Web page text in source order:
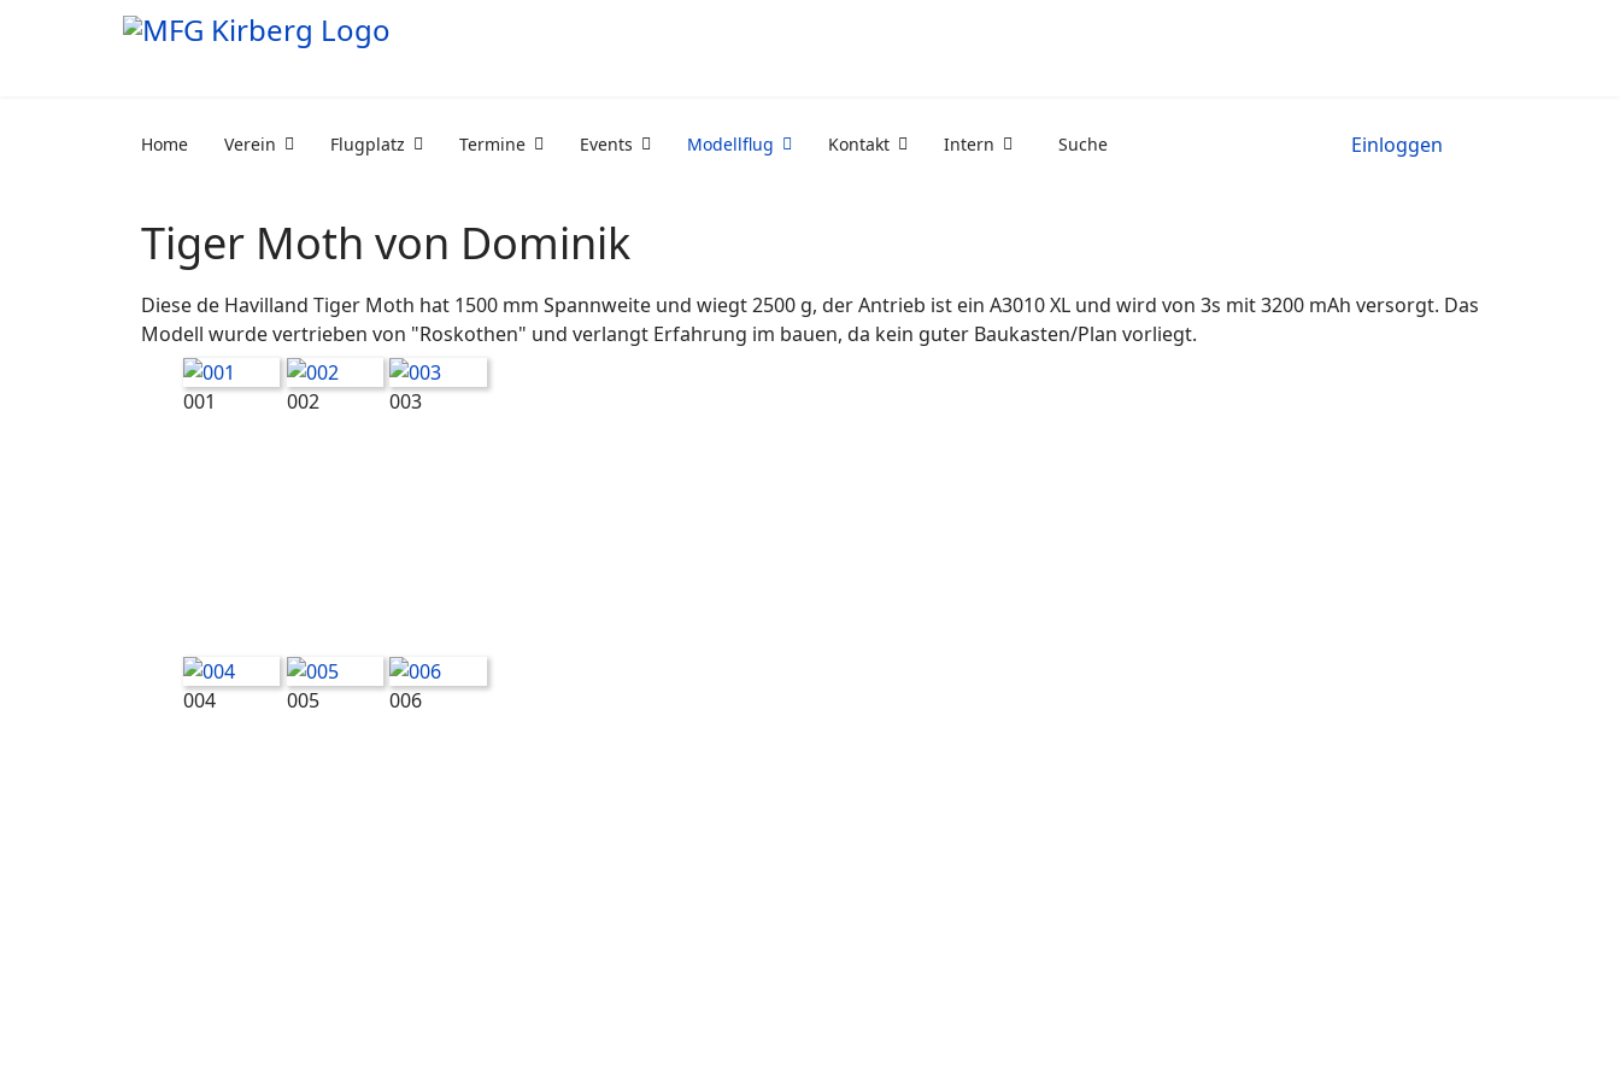
Home Verein Flugplatz Termine Events Modellflug Kontakt Intern Suche Einloggen
Tiger Moth von Dominik
Diese de Havilland Tiger Moth hat 1500 mm Spannweite und wiegt 2500 g, der Antrieb ist ein A3010 XL und wird von 3s mit 3200 mAh versorgt. Das
Modell wurde vertrieben von "Roskothen" und verlangt Erfahrung im bauen, da kein guter Baukasten/Plan vorliegt.
001 002 003
004 005 006